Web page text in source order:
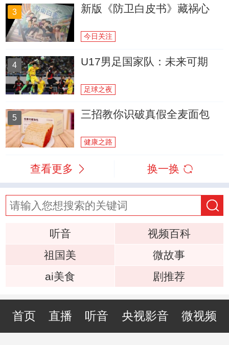
3 新版《防卫白皮书》藏祸心
今日关注
4 U17男足国家队：未来可期
足球之夜
5 三招教你识破真假全麦面包
健康之路
查看更多 换一换
听音
视频百科
祖国美
微故事
ai美食
剧推荐
首页 直播 听音 央视影音 微视频